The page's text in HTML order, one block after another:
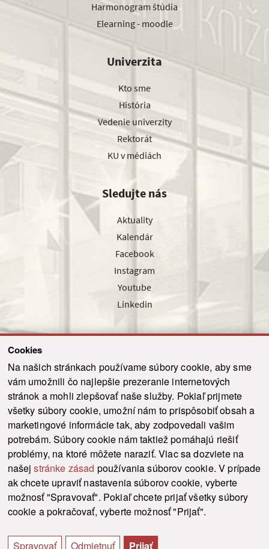
Cookies
Na našich stránkach používame súbory cookie, aby sme
vám umožnili čo najlepšie prezeranie internetových
stránok a mohli zlepšovať naše služby. Pokiaľ prijmete
všetky súbory cookie, umožní nám to prispôsobiť obsah a
marketingové informácie tak, aby zodpovedali vašim
potrebám. Súbory cookie nám taktiež pomáhajú riešiť
problémy, na ktoré môžete naraziť. Viac sa dozviete na
našejstránke zásad používania súborov cookie. V prípade
ak chcete upraviť nastavenia súborov cookie, vyberte
možnosť "Spravovať". Pokiaľ chcete prijať všetky súbory
cookie a pokračovať, vyberte možnosť "Prijať".
Spravovať Odmietnuť Prijať
Harmonogram štúdia
Elearning - moodle
Univerzita
Kto sme
História
Vedenie univerzity
Rektorát
KU v médiách
Sledujte nás
Aktuality
Kalendár
Facebook
Instagram
Youtube
Linkedin
Odoslať
© 2021-2026 ku.sk. Všetky práva vyhradené. Ochrana osobných údajov
Vyhlásenie o prístupnosti |
Admin
This site is protected by reCAPTCHA and the Google Privacy Policy and Terms of
Service
apply.